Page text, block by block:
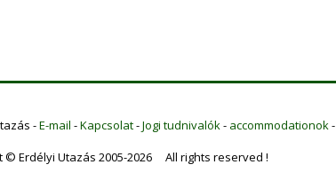
-E-mail -Kapcsolat-Jogi tudnivalók- accommodationok-
© Erdélyi Utazás 2005-2026 All rights reserved !